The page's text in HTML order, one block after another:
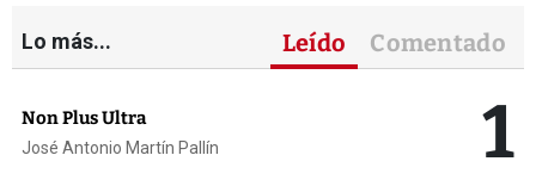
Lo más... Leído Comentado
Non Plus Ultra
José Antonio Martín Pallín 1